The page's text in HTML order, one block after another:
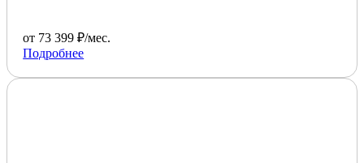
от 73 399 ₽/мес.
Подробнее